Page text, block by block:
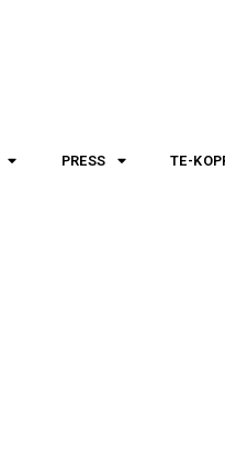
PRESS TE-